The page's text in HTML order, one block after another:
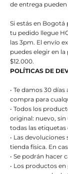
de entrega
Si estás en Bogotá
tu pedido llegue
las 3pm. El envío
puedes elegir en
$12.000.
POLÍTICAS DE
• Te damos 30
compra para
• Todos los
original: nuevo, sin
todas las
• Las
tienda física. En
• Se podrán hacer
• Los productos